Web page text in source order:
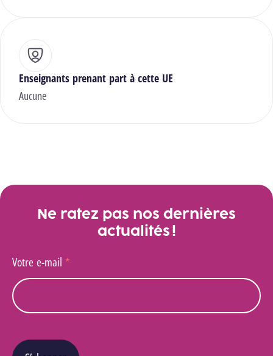
Enseignants prenant part à cette UE
Aucune
Ne ratez pas nos dernières
actualités !
Votre e-mail *